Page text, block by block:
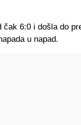
čak 6:0 i došla do
u napad.